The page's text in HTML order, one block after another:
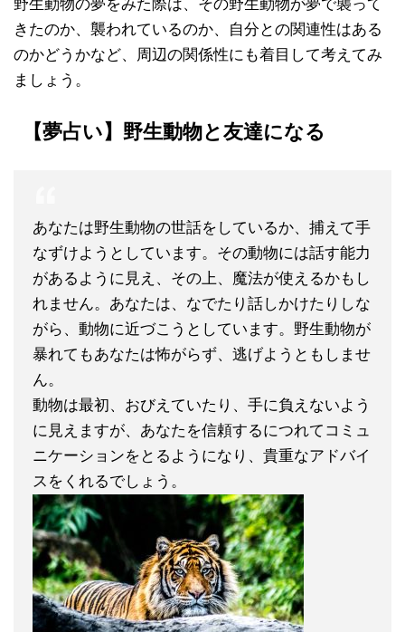
野生動物の夢をみた際は、その野生動物が夢で襲って
きたのか、襲われているのか、自分との関連性はある
のかどうかなど、周辺の関係性にも着目して考えてみ
ましょう。
【夢占い】野生動物と友達になる
あなたは野生動物の世話をしているか、捕えて手
なずけようとしています。その動物には話す能力
があるように見え、その上、魔法が使えるかもし
れません。あなたは、なでたり話しかけたりしな
がら、動物に近づこうとしています。野生動物が
暴れてもあなたは怖がらず、逃げようともしませ
ん。
動物は最初、おびえていたり、手に負えないよう
に見えますが、あなたを信頼するにつれてコミュ
ニケーションをとるようになり、貴重なアドバイ
スをくれるでしょう。